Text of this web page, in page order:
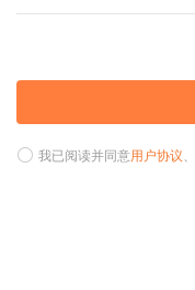
我已阅读并同意用户协议、